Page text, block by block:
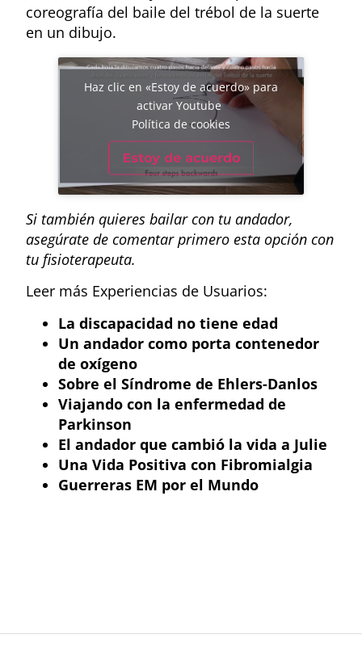
coreografía del baile del trébol de la suerte
en un dibujo.
Haz clic en «Estoy de acuerdo» para
activar Youtube
Política de cookies
Estoy de acuerdo
Si también quieres bailar con tu andador,
asegúrate de comentar primero esta opción con
tu fisioterapeuta.
Leer más Experiencias de Usuarios:
La discapacidad no tiene edad
Un andador como porta contenedor
de oxígeno
Sobre el Síndrome de Ehlers-Danlos
Viajando con la enfermedad de
Parkinson
El andador que cambió la vida a Julie
Una Vida Positiva con Fibromialgia
Guerreras EM por el Mundo